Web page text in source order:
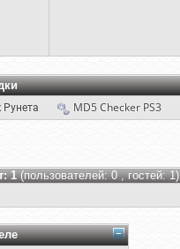
MD5 Checker PS3
1(пользователей: 0 , гостей: 1)